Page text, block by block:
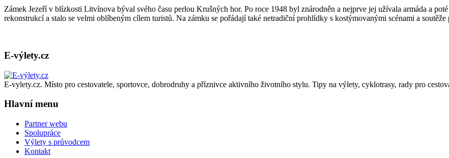
Zámek Jezeří v blízkosti Litvínova býval svého času perlou Krušných hor. Po roce 1948 byl znárodněn a nejprve jej užívala armáda a
rekonstrukcí a stalo se velmi oblíbeným cílem turistů. Na zámku se pořádají také netradiční prohlídky s kostýmovanými scénami a soutěže
E-výlety.cz
E-vylety.cz. Místo pro cestovatele, sportovce, dobrodruhy a příznivce aktivního životního stylu. Tipy na výlety, cyklotrasy, rady pro
Hlavní menu
Partner webu
Spolupráce
Výlety s průvodcem
Kontakt